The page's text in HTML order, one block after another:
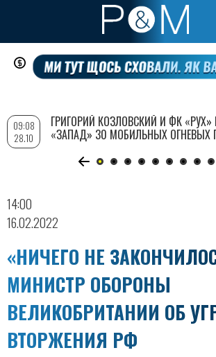
Перейти
содержанию
14:00
16.02.2022
«НИЧЕГО НЕ
МИНИСТР ОБОРОНЫ
ВЕЛИКОБРИТАНИИ ОБ
ВТОРЖЕНИЯ РФ
09:08
28.10
ГРИГОРИЙ КОЗЛОВСКИЙ И ФК «РУХ»
«ЗАПАД» 30 МОБИЛЬНЫХ ОГНЕВЫХ